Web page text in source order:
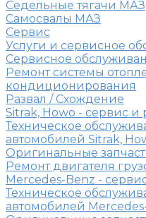
Седельные тягачи МАЗ
Самосвалы МАЗ
Сервис
Услуги и сервисное
Сервисное
Ремонт системы
кондиционирования
Развал / Схождение
Sitrak, Howo - сервис
Техническое
автомобилей Sitrak,
Оригинальные
Ремонт двигателя
Mercedes-Benz -
Техническое
автомобилей